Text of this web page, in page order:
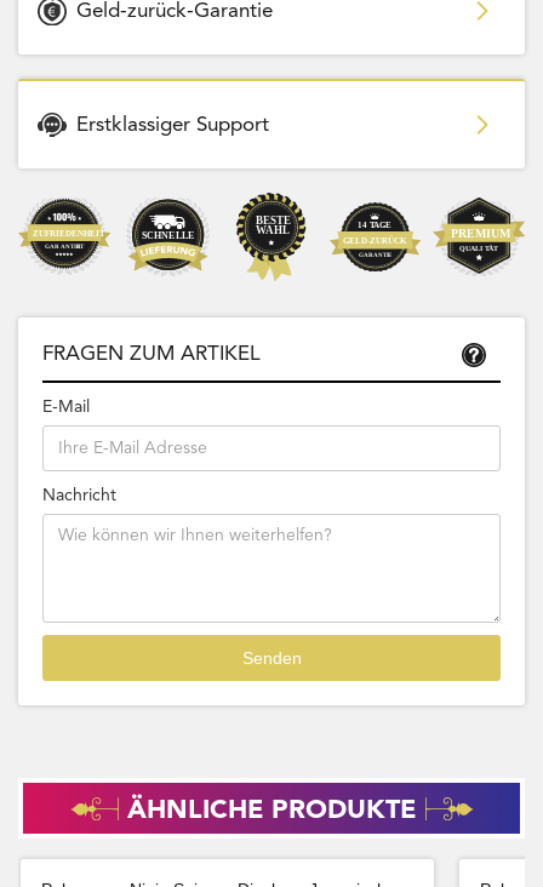
Geld-zurück-Garantie
Erstklassiger Support
FRAGEN ZUM ARTIKEL
E-Mail
Nachricht
ÄHNLICHE PRODUKTE